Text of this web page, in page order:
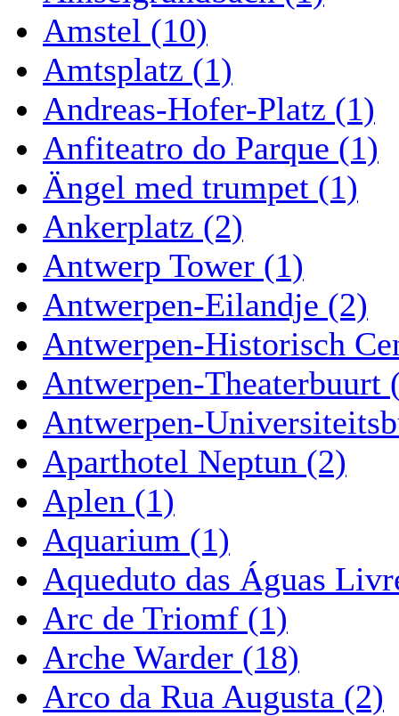
Amstel (10)
Amtsplatz (1)
Andreas-Hofer-Platz (1)
Anfiteatro do Parque (1)
Ängel med trumpet (1)
Ankerplatz (2)
Antwerp Tower (1)
Antwerpen-Eilandje (2)
Antwerpen-Historisch
Antwerpen-Theaterbuurt
Antwerpen-
Aparthotel Neptun (2)
Aplen (1)
Aquarium (1)
Aqueduto das Águas
Arc de Triomf (1)
Arche Warder (18)
Arco da Rua Augusta (2)